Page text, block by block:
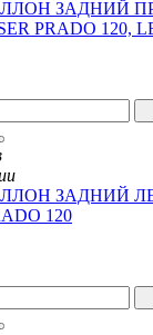
ЗАДНИЙ
PRADO 120,
ЗАДНИЙ
120